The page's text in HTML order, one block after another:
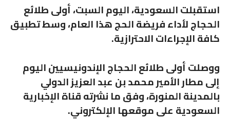
استقبلت السعودية، اليوم السبت، أولى طلائع
الحجاج لأداء فريضة الحج هذا العام، وسط تطبيق
كافة الإجراءات الاحترازية.
ووصلت أولى طلائع الحجاج الإندونيسيين اليوم
إلى مطار الأمير محمد بن عبد العزيز الدولي
بالمدينة المنورة، وفق ما نشرته قناة الإخبارية
السعودية على موقعها الإلكتروني.